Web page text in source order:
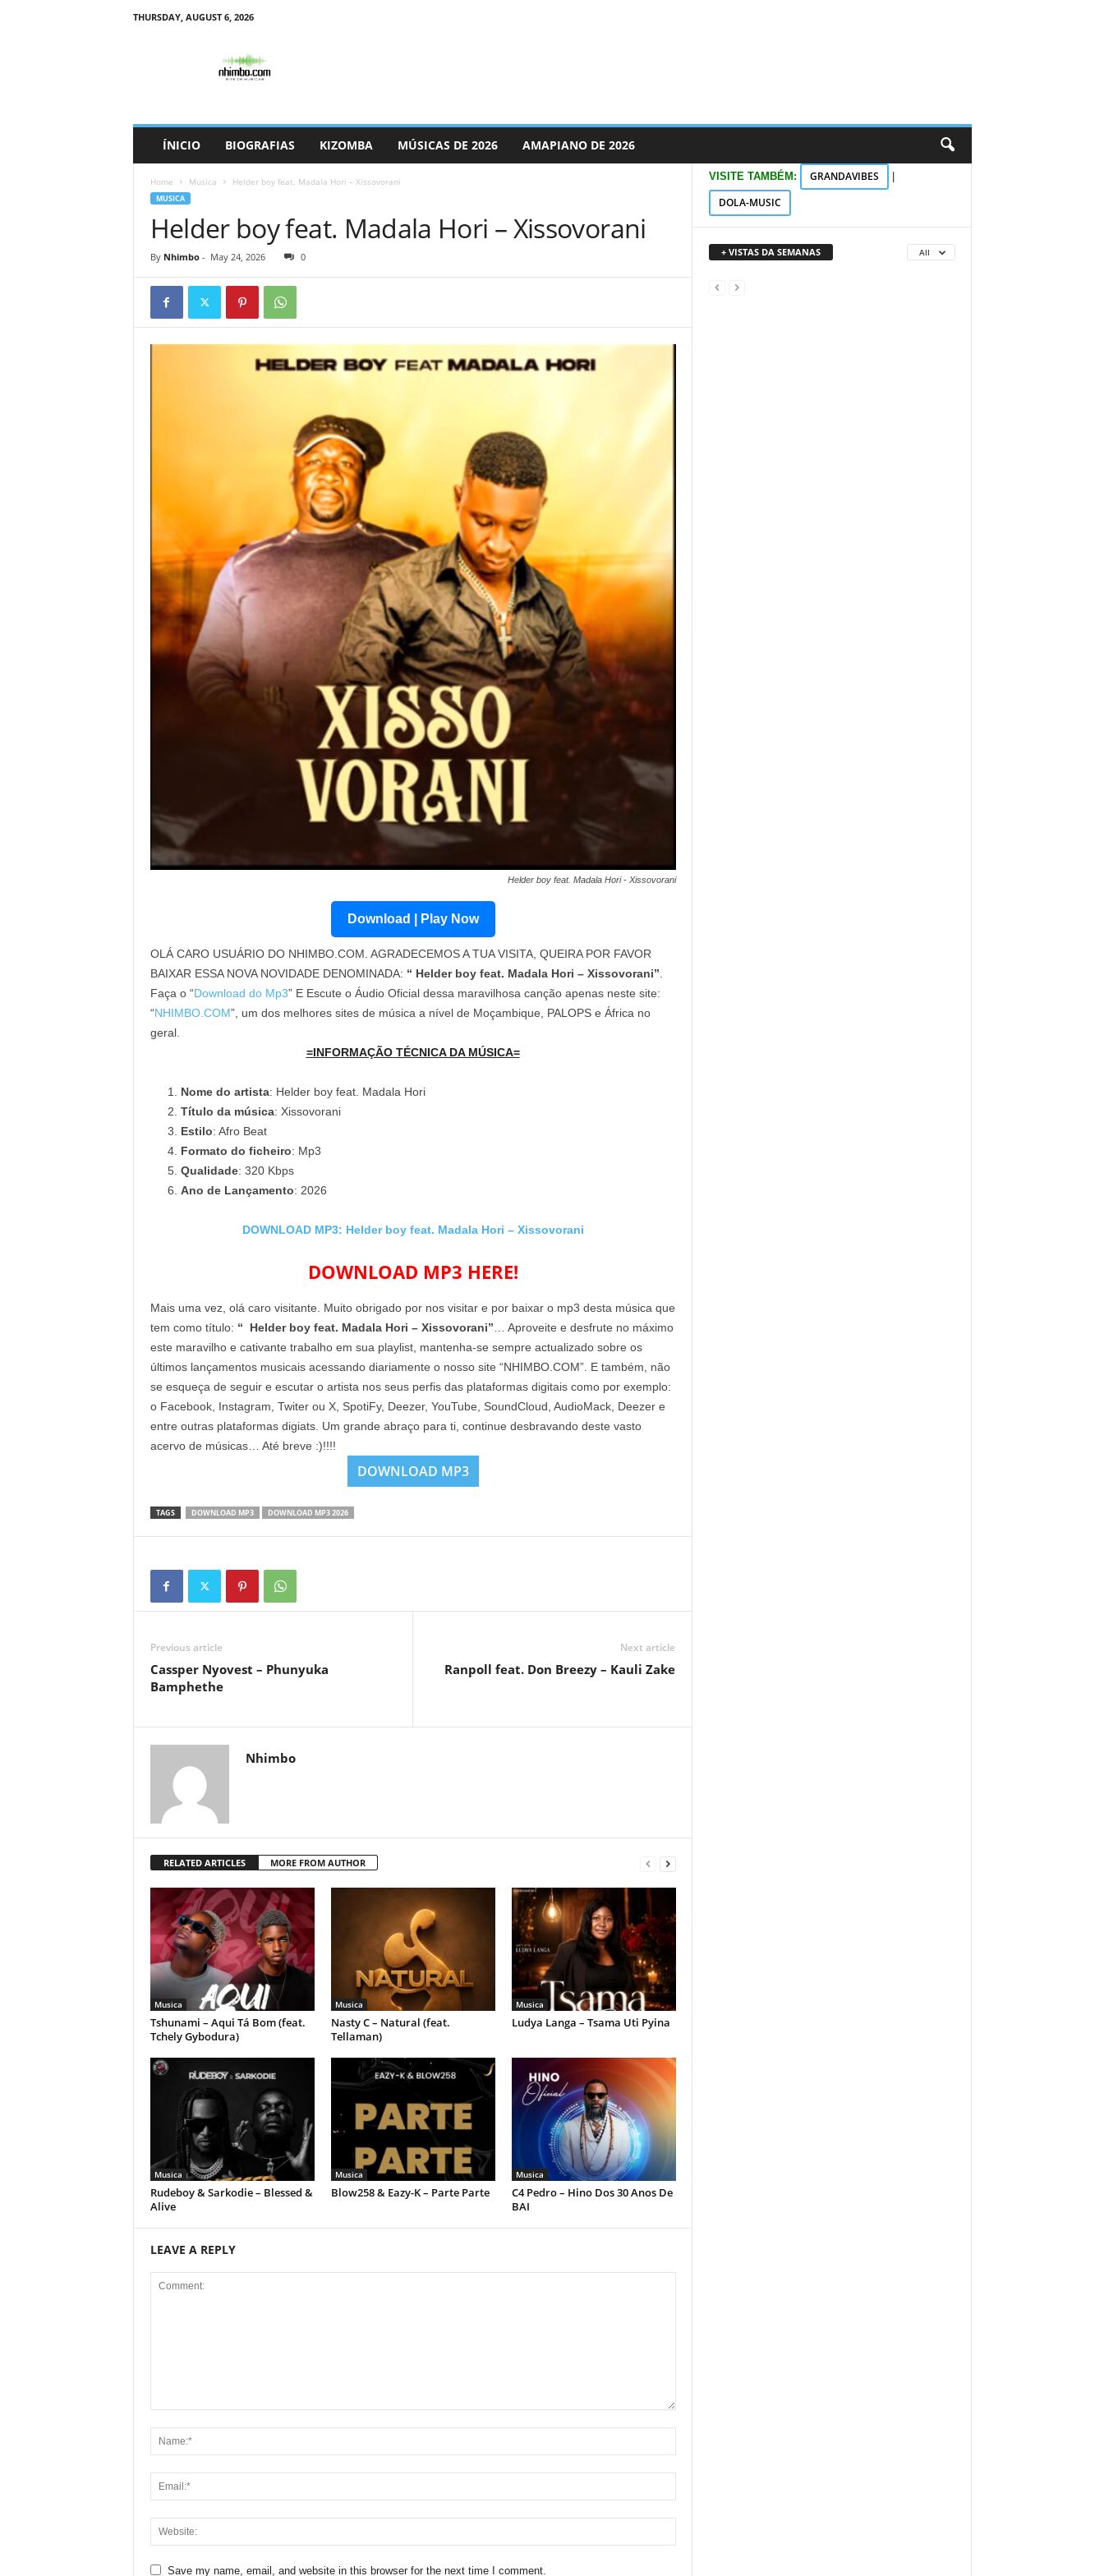
THURSDAY, AUGUST 6, 2026
ÍNICIO BIOGRAFIAS KIZOMBA MÚSICAS DE 2026 AMAPIANO DE 2026
Home Musica Helder boy feat. Madala Hori – Xissovorani
MUSICA
Helder boy feat. Madala Hori – Xissovorani
By Nhimbo- May 24, 2026 0
Helder boy feat. Madala Hori - Xissovorani
Download | Play Now
OLÁ CARO USUÁRIO DO NHIMBO.COM. AGRADECEMOS A TUA VISITA, QUEIRA POR FAVOR
BAIXAR ESSA NOVA NOVIDADE DENOMINADA: “ Helder boy feat. Madala Hori – Xissovorani”
Faça o “Download do Mp3” E Escute o Áudio Oficial dessa maravilhosa canção apenas neste site:
“NHIMBO.COM”, um dos melhores sites de música a nível de Moçambique, PALOPS e África no
geral.
=INFORMAÇÃO TÉCNICA DA MÚSICA=
Nome do artista: Helder boy feat. Madala Hori
Título da música: Xissovorani
Estilo: Afro Beat
Formato do ficheiro: Mp3
Qualidade: 320 Kbps
Ano de Lançamento: 2026
DOWNLOAD MP3: Helder boy feat. Madala Hori – Xissovorani
DOWNLOAD MP3 HERE!
Mais uma vez, olá caro visitante. Muito obrigado por nos visitar e por baixar o mp3 desta música que
tem como título: “ Helder boy feat. Madala Hori – Xissovorani” … Aproveite e desfrute no máximo
este maravilho e cativante trabalho em sua playlist, mantenha-se sempre actualizado sobre os
últimos lançamentos musicais acessando diariamente o nosso site “NHIMBO.COM”. E também, não
se esqueça de seguir e escutar o artista nos seus perfis das plataformas digitais como por exemplo:
o Facebook, Instagram, Twiter ou X, SpotiFy, Deezer, YouTube, SoundCloud, AudioMack, Deezer e
entre outras plataformas digiats. Um grande abraço para ti, continue desbravando deste vasto
acervo de músicas… Até breve :)!!!!
DOWNLOAD MP3
TAGS DOWNLOAD MP3 DOWNLOAD MP3 2026
Previous article
Cassper Nyovest – Phunyuka
Bamphethe
Next article
Ranpoll feat. Don Breezy – Kauli Zake
Nhimbo
RELATED ARTICLES MORE FROM AUTHOR
Musica
Tshunami – Aqui Tá Bom (feat.
Tchely Gybodura)
Musica
Nasty C – Natural (feat.
Tellaman)
Musica
Ludya Langa – Tsama Uti Pyina
Musica
Rudeboy & Sarkodie – Blessed &
Alive
Musica
Blow258 & Eazy-K – Parte Parte
Musica
C4 Pedro – Hino Dos 30 Anos De
BAI
LEAVE A REPLY
Save my name, email, and website in this browser for the next time I comment.
VISITE TAMBÉM: GRANDAVIBES
DOLA-MUSIC
+ VISTAS DA SEMANAS All